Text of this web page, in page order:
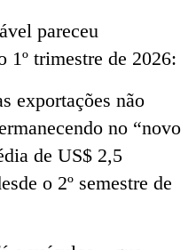
pareceu
1º trimestre de 2026:
exportações não
no “novo
de US$ 2,5
o 2º semestre de